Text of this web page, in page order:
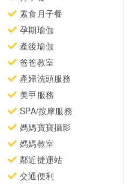
素食月子餐
孕期瑜伽
產後瑜伽
爸爸教室
產婦洗頭服務
美甲服務
SPA/按摩服務
媽媽寶寶攝影
媽媽教室
鄰近捷運站
交通便利